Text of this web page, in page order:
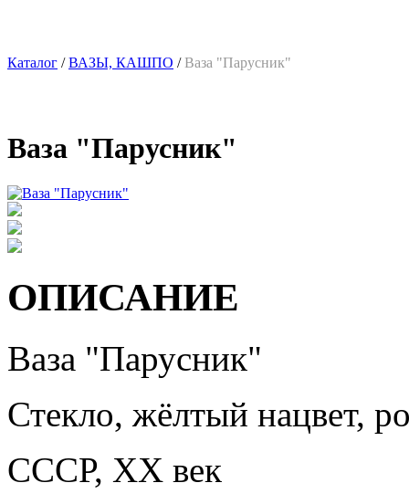
Каталог / ВАЗЫ, КАШПО / Ваза "Парусник"
Ваза "Парусник"
ОПИСАНИЕ
Ваза "Парусник"
Стекло, жёлтый нацвет,
СССР, XX век